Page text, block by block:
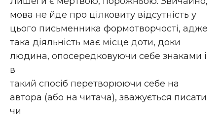
мова не йде про цілковиту відсутність у
цього письменника формотворчості, адже
така діяльність має місце доти, доки
людина, опосередковуючи себе знаками і
в
такий спосіб перетворюючи себе на
автора (або на читача), зважується писати
чи